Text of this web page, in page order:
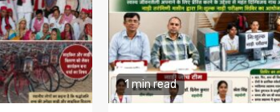
1 min read